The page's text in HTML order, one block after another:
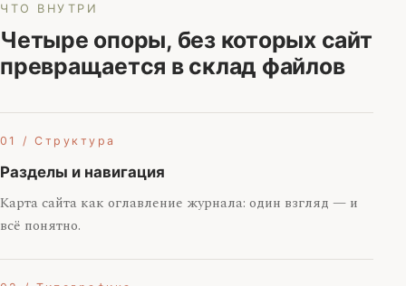
ЧТО ВНУТРИ
Четыре опоры, без которых сайт
превращается в склад файлов
01 / Структура
Разделы и навигация
Карта сайта как оглавление журнала: один взгляд — и
всё понятно.